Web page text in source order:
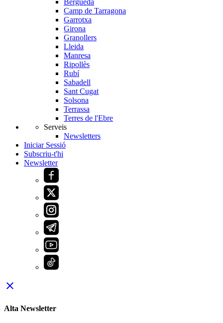
Berguedà
Camp de Tarragona
Garrotxa
Girona
Granollers
Lleida
Manresa
Ripollès
Rubí
Sabadell
Sant Cugat
Solsona
Terrassa
Terres de l'Ebre
Serveis
Newsletters
Iniciar Sessió
Subscriu-t'hi
Newsletter
close
Alta Newsletter